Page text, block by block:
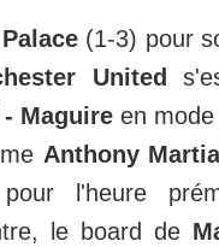
(1-3) pour
United
Maguire en
Anthony
l'heure
le board de